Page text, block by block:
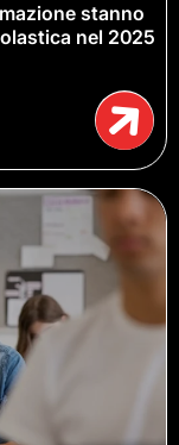
stanno
nel 2025